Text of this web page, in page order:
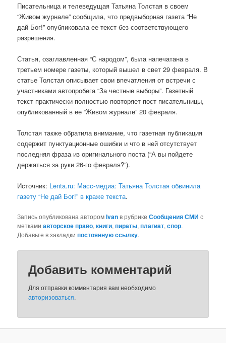
Писательница и телеведущая Татьяна Толстая в своем
“Живом журнале” сообщила, что предвыборная газета “Не
дай Бог!” опубликовала ее текст без соответствующего
разрешения.
Статья, озаглавленная “С народом”, была напечатана в
третьем номере газеты, который вышел в свет 29 февраля. В
статье Толстая описывает свои впечатления от встречи с
участниками автопробега “За честные выборы”. Газетный
текст практически полностью повторяет пост писательницы,
опубликованный в ее “Живом журнале” 20 февраля.
Толстая также обратила внимание, что газетная публикация
содержит пунктуационные ошибки и что в ней отсутствует
последняя фраза из оригинального поста (“А вы пойдете
держаться за руки 26-го февраля?”).
Источник: Lenta.ru: Масс-медиа: Татьяна Толстая обвинила
газету “Не дай Бог!” в краже текста.
Запись опубликована авторомIvanв рубрикеСообщения СМИ с
меткамиавторское право,книги,пираты,плагиат,спор.
Добавьте в закладкипостоянную ссылку.
Добавить комментарий
Для отправки комментария вам необходимо
авторизоваться.